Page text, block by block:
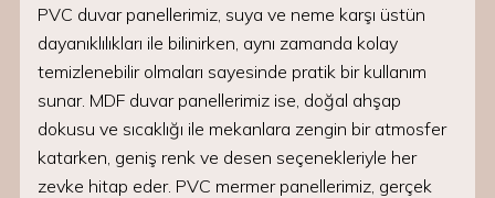
PVC duvar panellerimiz, suya ve neme karşı üstün
dayanıklılıkları ile bilinirken, aynı zamanda kolay
temizlenebilir olmaları sayesinde pratik bir kullanım
sunar. MDF duvar panellerimiz ise, doğal ahşap
dokusu ve sıcaklığı ile mekanlara zengin bir atmosfer
katarken, geniş renk ve desen seçenekleriyle her
zevke hitap eder. PVC mermer panellerimiz, gerçek